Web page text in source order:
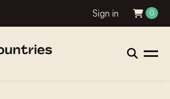
Sign in 0